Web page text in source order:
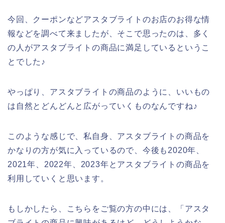
今回、クーポンなどアスタブライトのお店のお得な情
報などを調べて来ましたが、そこで思ったのは、多く
の人がアスタブライトの商品に満足しているというこ
とでした♪
やっぱり、アスタブライトの商品のように、いいもの
は自然とどんどんと広がっていくものなんですね♪
このような感じで、私自身、アスタブライトの商品を
かなりの方が気に入っているので、今後も2020年、
2021年、2022年、2023年とアスタブライトの商品を
利用していくと思います。
もしかしたら、こちらをご覧の方の中には、「アスタ